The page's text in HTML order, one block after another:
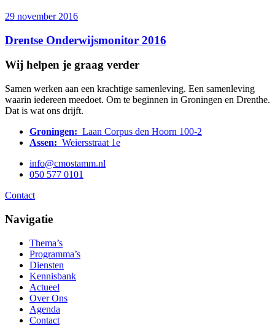
29 november 2016
Drentse Onderwijsmonitor 2016
Wij helpen je graag verder
Samen werken aan een krachtige samenleving. Een samenleving
waarin iedereen meedoet. Om te beginnen in Groningen en Drenthe.
Dat is wat ons drijft.
Groningen: Laan Corpus den Hoorn 100-2
Assen: Weiersstraat 1e
info@cmostamm.nl
050 577 0101
Contact
Navigatie
Thema’s
Programma’s
Diensten
Kennisbank
Actueel
Over Ons
Agenda
Contact